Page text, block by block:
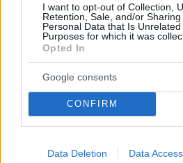
I want to opt-out of Collection,
Retention, Sale, and/or
Personal Data that Is
Purposes for which it was
Opted In
Google consents
CONFIRM
Data Deletion Data Access
8 διευθύνσεις με πραγματικά
κέντρο της Αθήνας